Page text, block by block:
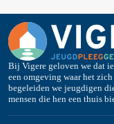
Bij Vigere geloven we dat
een omgeving waar het
begeleiden we jeugdigen
mensen die hen een thuis